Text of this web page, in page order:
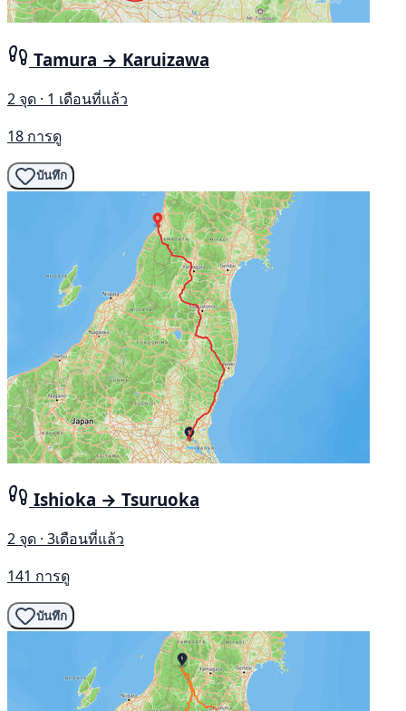
Tamura → Karuizawa
2 จุด · 1 เดือนที่แล้ว
18 การดู
บันทึก
Ishioka → Tsuruoka
2 จุด · 3เดือนที่แล้ว
141 การดู
บันทึก